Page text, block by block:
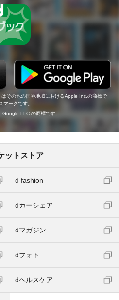
その他の国や地域におけるApple Inc.の商標で
ークです。
LLC の商標です。
ットストア
d fashion
dカーシェア
dマガジン
dフォト
dヘルスケア